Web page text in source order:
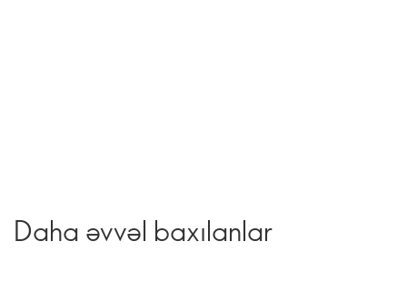
Daha əvvəl baxılanlar